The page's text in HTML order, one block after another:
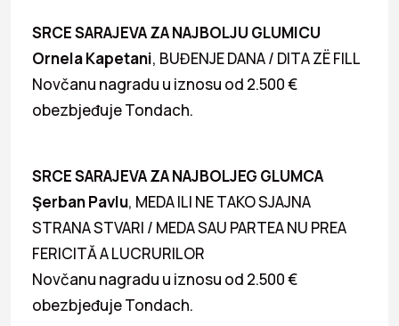
SRCE SARAJEVA ZA NAJBOLJU GLUMICU
Ornela Kapetani, BUĐENJE DANA / DITA ZË FILL
Novčanu nagradu u iznosu od 2.500 €
obezbjeđuje Tondach.
SRCE SARAJEVA ZA NAJBOLJEG GLUMCA
Şerban Pavlu, MEDA ILI NE TAKO SJAJNA
STRANA STVARI / MEDA SAU PARTEA NU PREA
FERICITĂ A LUCRURILOR
Novčanu nagradu u iznosu od 2.500 €
obezbjeđuje Tondach.